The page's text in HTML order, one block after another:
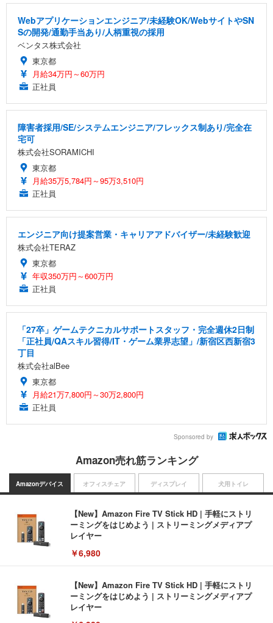
Webアプリケーションエンジニア/未経験OK/WebサイトやSN
Sの開発/通勤手当あり/人柄重視の採用
ベンタス株式会社
東京都
月給34万円～60万円
正社員
障害者採用/SE/システムエンジニア/フレックス制あり/完全在
宅可
株式会社SORAMICHI
東京都
月給35万5,784円～95万3,510円
正社員
エンジニア向け提案営業・キャリアアドバイザー/未経験歓迎
株式会社TERAZ
東京都
年収350万円～600万円
正社員
「27卒」ゲームテクニカルサポートスタッフ・完全週休2日制
「正社員/QAスキル習得/IT・ゲーム業界志望」/新宿区西新宿3
丁目
株式会社alBee
東京都
月給21万7,800円～30万2,800円
正社員
Sponsored by
Amazon売れ筋ランキング
Amazonデバイス
【New】Amazon Fire TV Stick HD | 手軽にストリ
ーミングをはじめよう | ストリーミングメディアプ
レイヤー
￥6,980
【New】Amazon Fire TV Stick HD | 手軽にストリ
ーミングをはじめよう | ストリーミングメディアプ
レイヤー
オフィスチェア ディスプレイ 犬用トイレ